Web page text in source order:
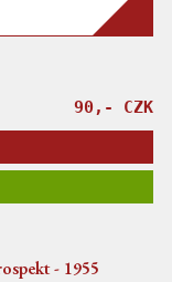
90,- CZK
- 1955